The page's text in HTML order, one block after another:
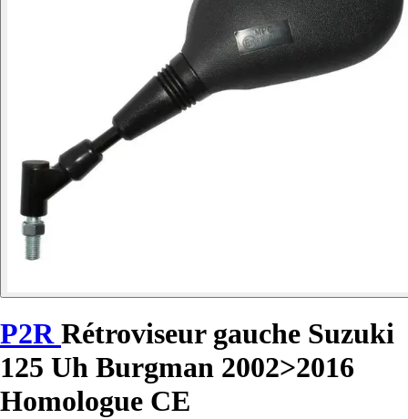
P2RRétroviseur gauche Suzuki
125 Uh Burgman 2002>2016
Homologue CE